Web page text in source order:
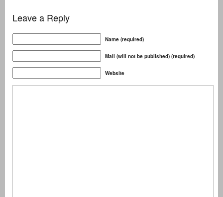
Leave a Reply
Name (required)
Mail (will not be published) (required)
Website